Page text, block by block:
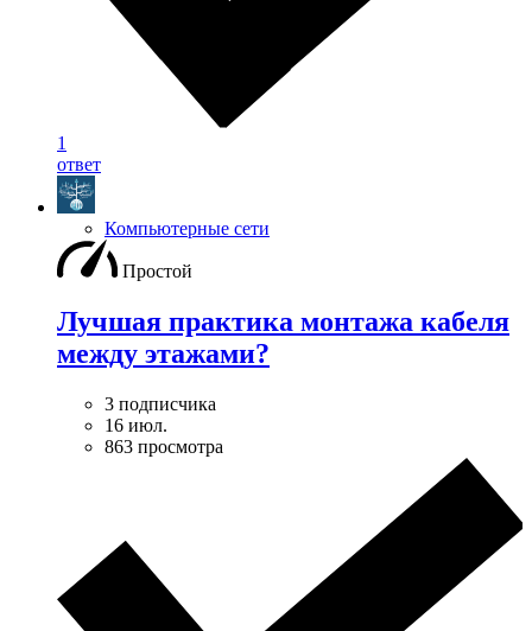
1
ответ
Компьютерные сети
Простой
Лучшая практика монтажа кабеля
между этажами?
3 подписчика
16 июл.
863 просмотра